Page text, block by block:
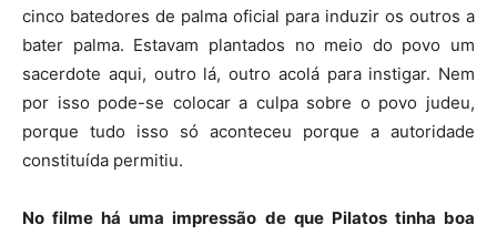
cinco batedores de palma oficial para induzir os outros a
bater palma. Estavam plantados no meio do povo um
sacerdote aqui, outro lá, outro acolá para instigar. Nem
por isso pode-se colocar a culpa sobre o povo judeu,
porque tudo isso só aconteceu porque a autoridade
constituída permitiu.
No filme há uma impressão de que Pilatos tinha boa